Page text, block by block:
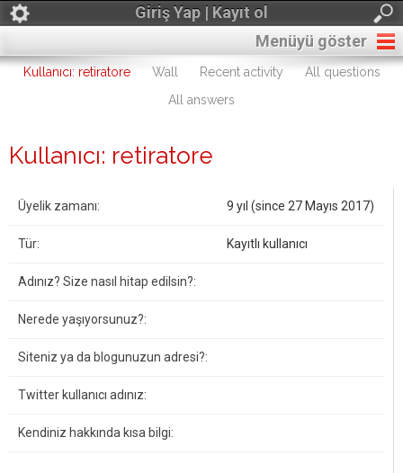
Giriş Yap | Kayıt ol
Menüyü göster
Kullanıcı: retiratore Wall Recent activity
All questions
All answers
Kullanıcı: retiratore
Üyelik zamanı: 9 yıl (since 27 Mayıs 2017)
Tür: Kayıtlı kullanıcı
Adınız? Size nasıl hitap edilsin?:
Nerede yaşıyorsunuz?:
Siteniz ya da blogunuzun adresi?:
Twitter kullanıcı adınız:
Kendiniz hakkında kısa bilgi: